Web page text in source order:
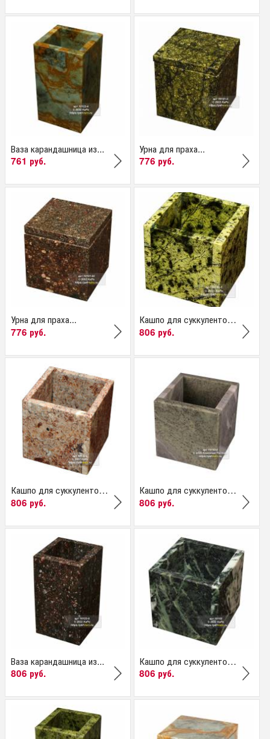
Ваза карандашница из...
761 руб.
Урна для праха...
776 руб.
Урна для праха...
776 руб.
Кашпо для суккулентов...
806 руб.
Кашпо для суккулентов...
806 руб.
Кашпо для суккулентов...
806 руб.
Ваза карандашница из...
806 руб.
Кашпо для суккулентов...
806 руб.